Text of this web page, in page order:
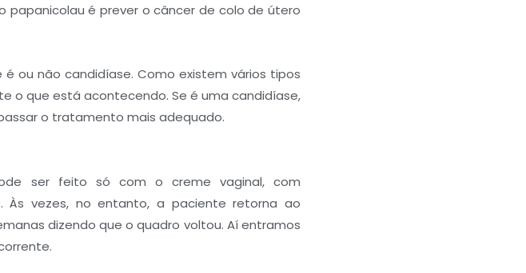
é prever o câncer de colo de útero
ou não candidíase. Como existem vários tipos
o que está acontecendo. Se é uma candidíase,
o tratamento mais adequado.
ser feito só com o creme vaginal, com
Às vezes, no entanto, a paciente retorna ao
dizendo que o quadro voltou. Aí entramos